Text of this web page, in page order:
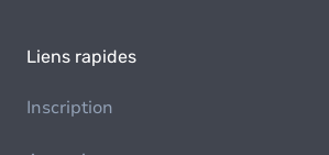
Liens rapides
Inscription